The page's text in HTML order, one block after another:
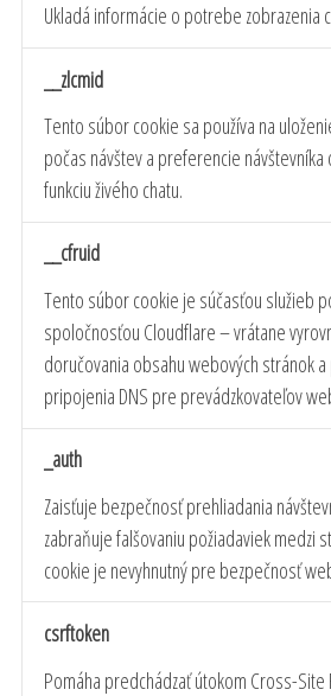
Ukladá informácie o potrebe zobrazenia
__zlcmid
Tento súbor cookie sa používa na
počas návštev a preferencie návštevníka
funkciu živého chatu.
__cfruid
Tento súbor cookie je súčasťou služieb
spoločnosťou Cloudflare – vrátane
doručovania obsahu webových stránok
pripojenia DNS pre prevádzkovateľov
_auth
Zaisťuje bezpečnosť prehliadania
zabraňuje falšovaniu požiadaviek medzi
cookie je nevyhnutný pre bezpečnosť
csrftoken
Pomáha predchádzať útokom Cross-